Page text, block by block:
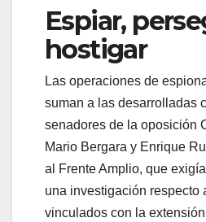
Espiar,
hostigar
Las operaciones de
suman a las desarrolladas
senadores de la oposición
Mario Bergara y Enrique
al Frente Amplio, que
una investigación respecto
vinculados con la